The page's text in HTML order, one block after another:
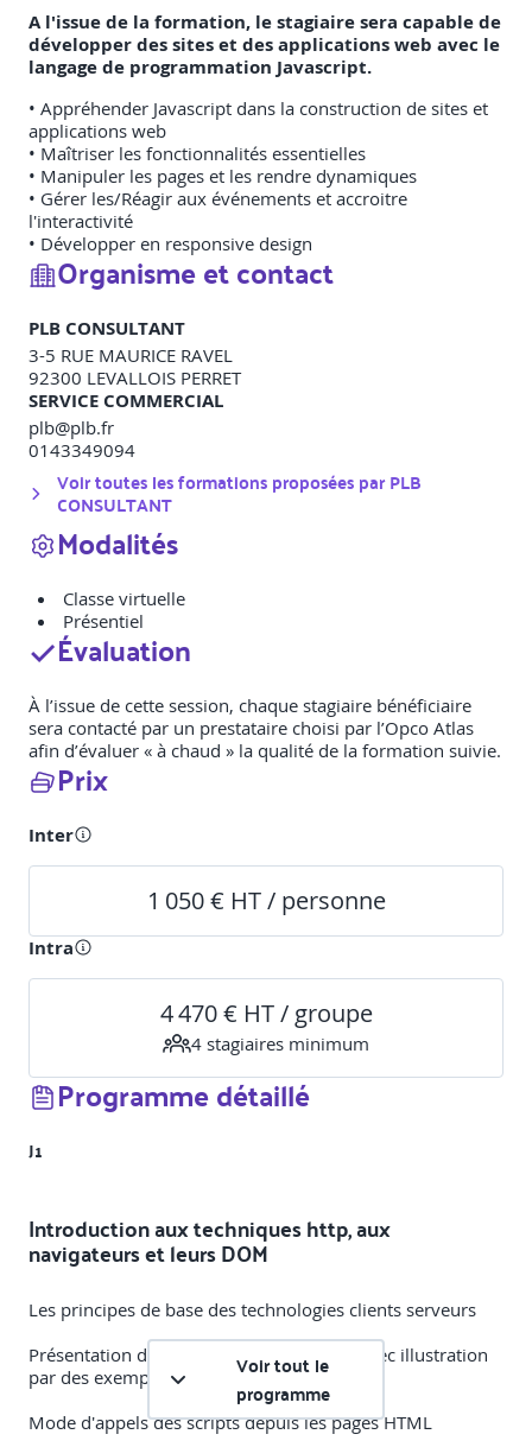
A l'issue de la formation, le stagiaire sera capable de
développer des sites et des applications web avec le
langage de programmation Javascript.
• Appréhender Javascript dans la construction de sites et
applications web
• Maîtriser les fonctionnalités essentielles
• Manipuler les pages et les rendre dynamiques
• Gérer les/Réagir aux événements et accroitre
l'interactivité
• Développer en responsive design
Organisme et contact
PLB CONSULTANT
3-5 RUE MAURICE RAVEL
92300 LEVALLOIS PERRET
SERVICE COMMERCIAL
plb@plb.fr
0143349094
Voir toutes les formations proposées parPLB
CONSULTANT
Modalités
Classe virtuelle
Présentiel
Évaluation
À l’issue de cette session, chaque stagiaire bénéficiaire
sera contacté par un prestataire choisi par l’Opco Atlas
afin d’évaluer « à chaud » la qualité de la formation suivie.
Prix
Inter
1 050 € HT / personne
Intra
4 470 € HT / groupe
4 stagiaires minimum
Programme détaillé
J1
Introduction aux techniques http, aux
navigateurs et leurs DOM
Les principes de base des technologies clients serveurs
Présentation des différentes possibilités avec illustration
par des exemples complexes et concrets
Mode d'appels des scripts depuis les pages HTML
Voir tout le
programme